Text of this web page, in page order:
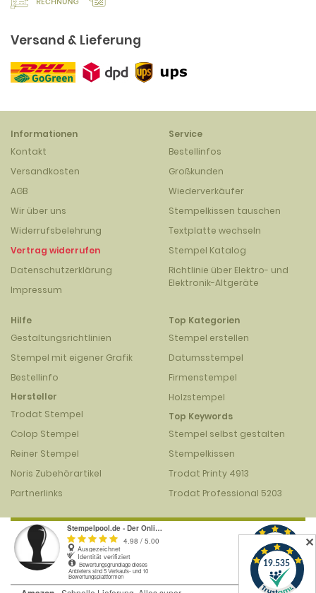
Versand & Lieferung
Informationen
Kontakt
Versandkosten
AGB
Wir über uns
Widerrufsbelehrung
Vertrag widerrufen
Datenschutzerklärung
Impressum
Service
Bestellinfos
Großkunden
Wiederverkäufer
Stempelkissen tauschen
Textplatte wechseln
Stempel Katalog
Richtlinie über Elektro- und
Elektronik-Altgeräte
Hilfe
Gestaltungsrichtlinien
Stempel mit eigener Grafik
Bestellinfo
Hersteller
Trodat Stempel
Colop Stempel
Reiner Stempel
Noris Zubehörartikel
Partnerlinks
Top Kategorien
Stempel erstellen
Datumsstempel
Firmenstempel
Holzstempel
Top Keywords
Stempel selbst gestalten
Stempelkissen
Trodat Printy 4913
Trodat Professional 5203
✕